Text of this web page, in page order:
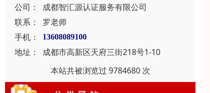
公司：
成都智汇源认证服务有限公司
联系：
罗老师
手机：
13608089100
地址：
成都市高新区天府三街218号1-10
本站共被浏览过 9784680 次